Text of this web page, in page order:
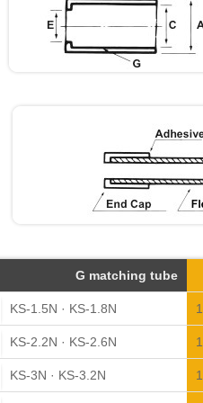
G matching tube
KS-1.5N · KS-1.8N
KS-2.2N · KS-2.6N
KS-3N · KS-3.2N